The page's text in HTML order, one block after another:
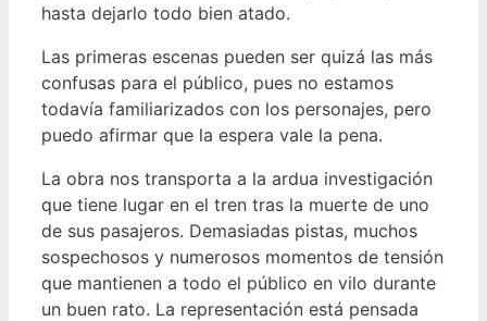
hasta dejarlo todo bien atado.
Las primeras escenas pueden ser quizá las más
confusas para el público, pues no estamos
todavía familiarizados con los personajes, pero
puedo afirmar que la espera vale la pena.
La obra nos transporta a la ardua investigación
que tiene lugar en el tren tras la muerte de uno
de sus pasajeros. Demasiadas pistas, muchos
sospechosos y numerosos momentos de tensión
que mantienen a todo el público en vilo durante
un buen rato. La representación está pensada